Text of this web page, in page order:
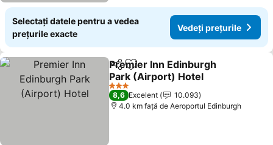
Selectați datele pentru a vedea
prețurile exacte
Vedeți prețurile
DistribuițiAdăugaţi la favorite
Premier Inn Edinburgh
Park (Airport) Hotel
3 Stele
8,6 Excelent
10.093
4.0 km faţă de Aeroportul Edinburgh